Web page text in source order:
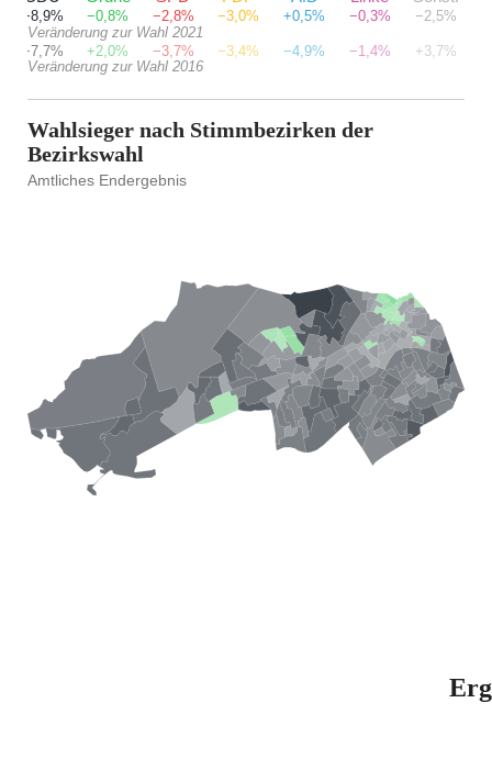
+8,9%
+7,7%
−0,8%
+2,0%
−2,8%
−3,7%
−3,0%
−3,4%
+0,5%
−4,9%
−0,3%
−1,4%
−2,5%
+3,7%
Veränderung zur Wahl 2021
Veränderung zur Wahl 2016
Wahlsieger nach Stimmbezirken der
Bezirkswahl
Amtliches Endergebnis